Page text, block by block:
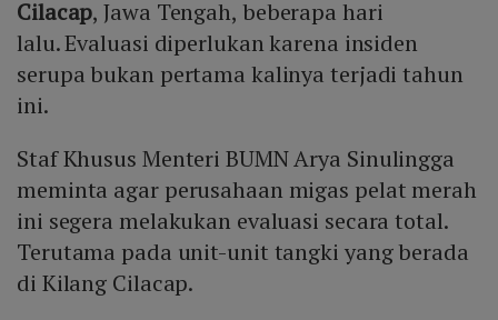
Cilacap, Jawa Tengah, beberapa hari
lalu. Evaluasi diperlukan karena insiden
serupa bukan pertama kalinya terjadi tahun
ini.
Staf Khusus Menteri BUMN Arya Sinulingga
meminta agar perusahaan migas pelat merah
ini segera melakukan evaluasi secara total.
Terutama pada unit-unit tangki yang berada
di Kilang Cilacap.